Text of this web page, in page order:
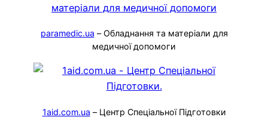
paramedic.ua – Обладнання та матеріали для
медичної допомоги
1aid.com.ua – Центр Спеціальної Підготовки